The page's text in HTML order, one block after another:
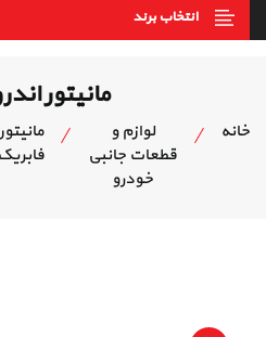
انتخاب برند
مانیتور
خانه
لوازم و
قطعات جانبی
خودرو
فابریک